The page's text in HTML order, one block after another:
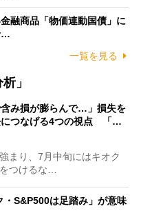
融商品「物価連動国債」に
…
一覧を見る
」
含み損が膨らんで…」損失を
につなげる4つの視点 「…
まり、7月中旬にはキオク
つけるな…
・S&P500は足踏み」が意味